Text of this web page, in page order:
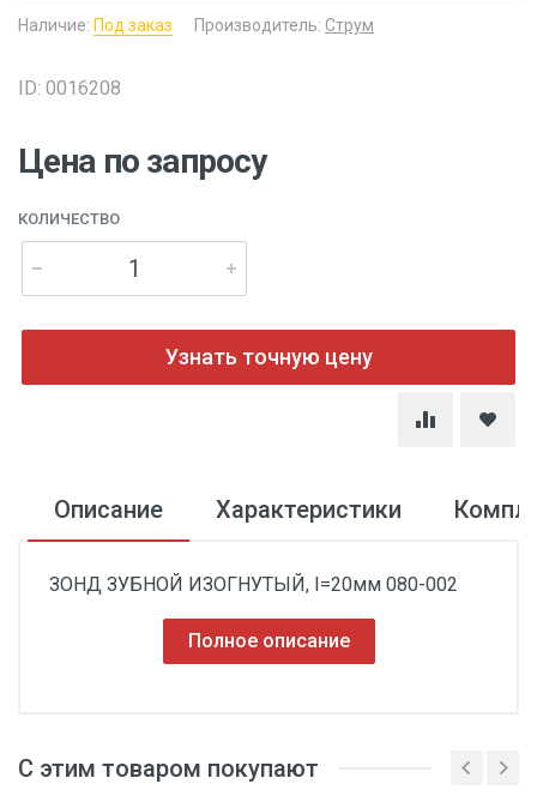
Наличие: Под заказ Производитель: Струм
ID: 0016208
Цена по запросу
КОЛИЧЕСТВО
Узнать точную цену
Описание Характеристики
ЗОНД ЗУБНОЙ ИЗОГНУТЫЙ, I=20мм 080-002
Полное описание
С этим товаром покупают